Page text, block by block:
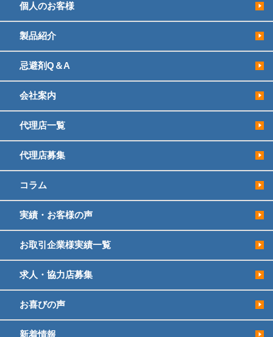
個人のお客様
製品紹介
忌避剤Q＆A
会社案内
代理店一覧
代理店募集
コラム
実績・お客様の声
お取引企業様実績一覧
求人・協力店募集
お喜びの声
新着情報